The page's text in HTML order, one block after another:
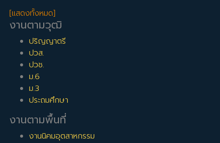
[แสดงทั้งหมด]
งานตามวุฒิ
ปริญญาตรี
ปวส.
ปวช.
ม.6
ม.3
ประถมศึกษา
งานตามพื้นที่
งานนิคมอุตสาหกรรม